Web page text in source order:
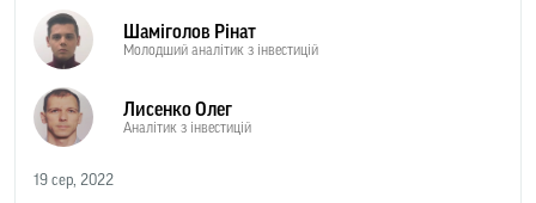
Шаміголов Рінат
Молодший аналітик з інвестицій
Лисенко Олег
Аналітик з інвестицій
19 сер, 2022